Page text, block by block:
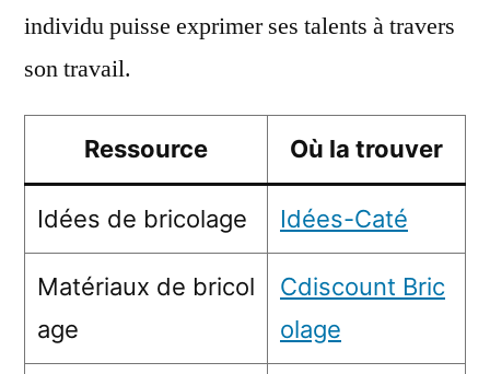
individu puisse exprimer ses talents à travers
son travail.
Ressource Où la trouver
Idées de bricolage Idées-Caté
Matériaux de bricol
age
Cdiscount Bric
olage